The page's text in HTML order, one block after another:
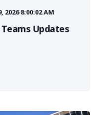
2026 8:00:02 AM
Updates